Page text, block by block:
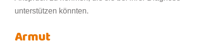
unterstützen könnten.
Armut